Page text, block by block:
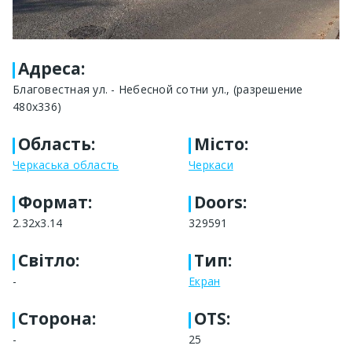
Адреса:
Благовестная ул. - Небесной сотни ул., (разрешение
480х336)
Область:
Черкаська область
Місто:
Черкаси
Формат:
2.32x3.14
Doors:
329591
Світло:
-
Тип:
Екран
Сторона:
-
OTS:
25